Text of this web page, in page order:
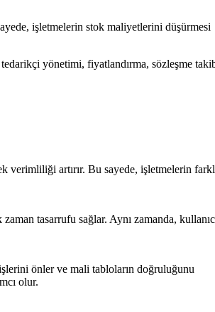
işletmelerin stok maliyetlerini düşürmesi
yönetimi, fiyatlandırma, sözleşme
verimliliği artırır. Bu sayede, işletmelerin
tasarrufu sağlar. Aynı zamanda,
önler ve mali tabloların doğruluğunu
olur.